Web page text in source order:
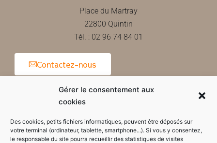
Gérer le consentement aux
cookies
Des cookies, petits fichiers informatiques, peuvent être déposés sur
votre terminal (ordinateur, tablette, smartphone...). Si vous y consentez,
le responsable du site pourra recueillir des statistiques de visites
Place du Martray
22800 Quintin
Tél. : 02 96 74 84 01
Contactez-nous
Horaires d'ouverture de la mairie